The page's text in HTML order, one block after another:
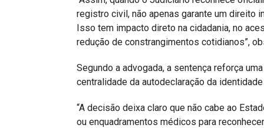
registro civil, não apenas garante um direito
Isso tem impacto direto na cidadania, no
redução de constrangimentos cotidianos”,
Segundo a advogada, a sentença reforça
centralidade da autodeclaração da identidade
“A decisão deixa claro que não cabe ao
ou enquadramentos médicos para